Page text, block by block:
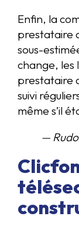
Enfin, la
prestataire
sous-
change, les
prestataire
suivi
même s’il
—